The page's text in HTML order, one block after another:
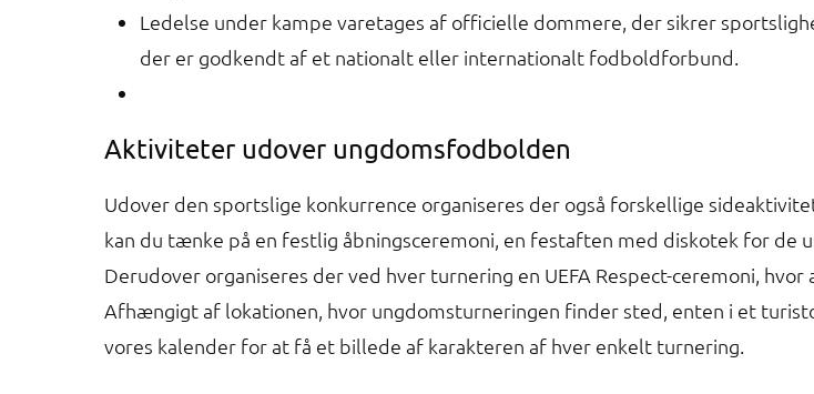
Ledelse under kampe varetages af officielle dommere, der sikrer
der er godkendt af et nationalt eller internationalt fodboldforbund.
Aktiviteter udover ungdomsfodbolden
Udover den sportslige konkurrence organiseres der også forskellige
kan du tænke på en festlig åbningsceremoni, en festaften med diskotek for
Derudover organiseres der ved hver turnering en UEFA Respect-ceremoni,
Afhængigt af lokationen, hvor ungdomsturneringen finder sted, enten i et
vores kalender for at få et billede af karakteren af hver enkelt turnering.